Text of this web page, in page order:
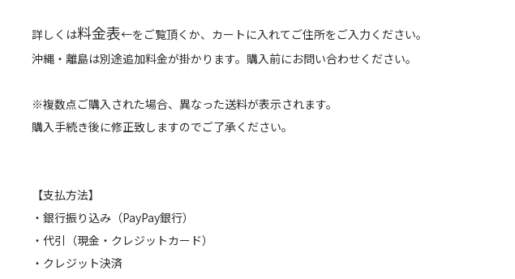
詳しくは料金表←をご覧頂くか、カートに入れてご住所をご入力ください。
沖縄・離島は別途追加料金が掛かります。購入前にお問い合わせください。
※複数点ご購入された場合、異なった送料が表示されます。
購入手続き後に修正致しますのでご了承ください。
【支払方法】
・銀行振り込み（PayPay銀行）
・代引（現金・クレジットカード）
・クレジット決済